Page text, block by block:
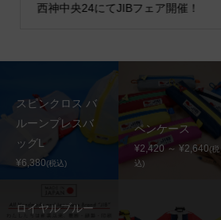
西神中央24にてJIBフェア開催！
スピンクロス バ
ルーンプレスバ
ッグL
¥6,380(税込)
ペンケース
¥2,420 ～ ¥2,640(税
込)
ロイヤルブルー